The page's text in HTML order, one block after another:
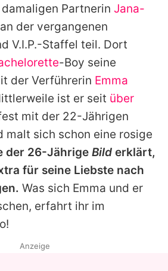
Jobs
runterladen
Team
Richtlinien
Impressum
verwalten
Partnerin Jana-
der vergangenen
V.I.P.-Staffel teil. Dort
-Boy seine
der Verführerin Emma
ist er seit über
mit der 22-Jährigen
malt sich schon eine rosige
der 26-Jährige Bild erklärt,
für seine Liebste nach
Was sich Emma und er
erfahrt ihr im
Anzeige